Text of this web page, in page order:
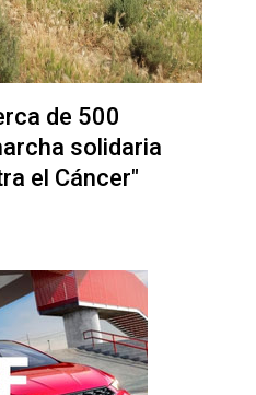
de 500
solidaria
el Cáncer"